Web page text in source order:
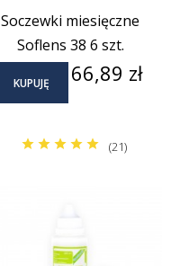
Soczewki miesięczne
Soflens 38 6 szt.
KUPUJĘ Cena
66,89 zł
(21)